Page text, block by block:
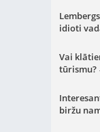
idioti
Vai
tūrismu?
biržu